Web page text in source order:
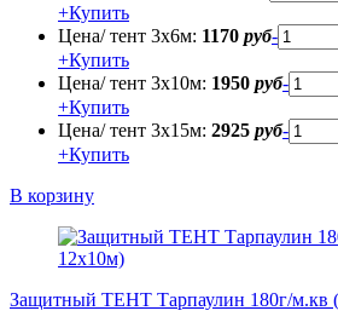
+Купить
Цена/ тент 3х6м: 1170 руб-
+Купить
Цена/ тент 3х10м: 1950 руб-
+Купить
Цена/ тент 3х15м: 2925 руб-
+Купить
В корзину
Защитный ТЕНТ Тарпаулин 180г/м.кв